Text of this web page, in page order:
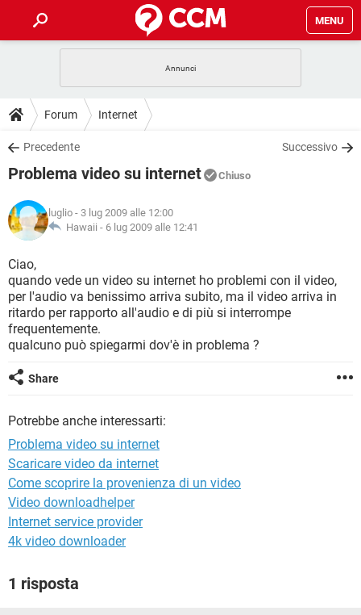
MENU
INTRATTENIMENTO
iOS
INSTAGRAM WHATSAPP
TIKTOK
HARDWARE
GUIDE
COVID-19
INSTAGRAM
TIKTOK
HARDWARE
DOWNLOAD
COVID-19 GAMING
INTRATTENIMENTO
iOS WINDOWS 10
INSTAGRAM
TIKTOK FACEBOOK
HARDWARE
COVID-19
INTRATTENIMENTO
iOS
INSTAGRAM WHATSAPP
TIKTOK
HARDWARE
GLOSSARIO
COVID-19
INTRATTENIMENTO ANDROID
iOS WINDOWS 10
INSTAGRAM WHATSAPP
TIKTOK
Forum Internet
Precedente Successivo
Problema video su internet Chiuso
luglio - 3 lug 2009 alle 12:00
Hawaii - 6 lug 2009 alle 12:41
Ciao,
quando vede un video su internet ho problemi con il video,
per l'audio va benissimo arriva subito, ma il video arriva in
ritardo per rapporto all'audio e di più si interrompe
frequentemente.
qualcuno può spiegarmi dov'è in problema ?
Share
Potrebbe anche interessarti:
Problema video su internet
Scaricare video da internet
Come scoprire la provenienza di un video
Video downloadhelper
Internet service provider
4k video downloader
1 risposta